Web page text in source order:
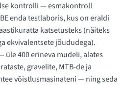
kontrolli — esmakontroll
enda testlaboris, kus on eraldi
katsetusteks (näiteks
ekvivalentsete jõududega).
üle 400 erineva mudeli, alates
gravelite, MTB-de ja
võistlusmasinateni — ning seda